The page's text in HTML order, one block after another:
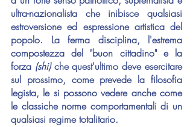
ultra-nazionalista che inibisce qualsiasi
estroversione ed espressione artistica del
popolo. La ferma disciplina, l'estrema
compostezza del "buon cittadino" e la
forza (shi) che quest'ultimo deve esercitare
sul prossimo, come prevede la filosofia
legista, le si possono vedere anche come
le classiche norme comportamentali di un
qualsiasi regime totalitario.